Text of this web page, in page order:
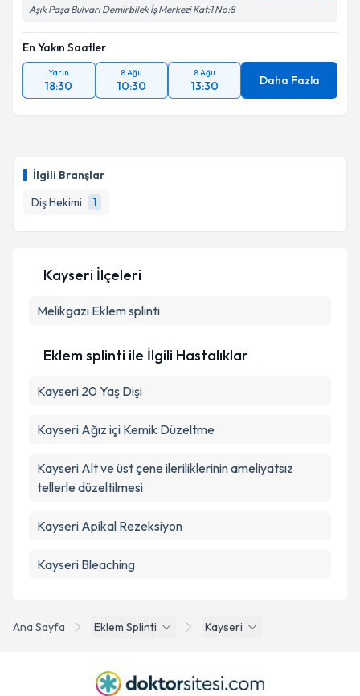
İlgili Branşlar
Diş Hekimi
1
Aşık Paşa Bulvarı Demirbilek İş Merkezi Kat:1 No:8
En Yakın Saatler
Yarın
18:30
8 Ağu
10:30
8 Ağu
13:30 Daha Fazla
Ana Sayfa Eklem Splinti Kayseri
Kayseri İlçeleri
Melikgazi Eklem splinti
Eklem splinti ile İlgili Hastalıklar
Kayseri 20 Yaş Dişi
Kayseri Ağız içi Kemik Düzeltme
Kayseri Alt ve üst çene ileriliklerinin ameliyatsız
tellerle düzeltilmesi
Kayseri Apikal Rezeksiyon
Kayseri Bleaching